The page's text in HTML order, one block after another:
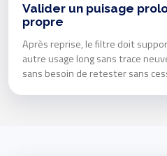
Valider un puisage
propre
Après reprise, le filtre doit
autre usage long sans trace
sans besoin de retester sans